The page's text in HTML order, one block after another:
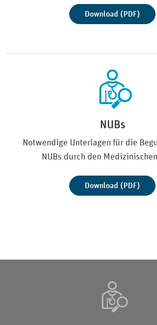
Download (PDF)
NUBs
Notwendige Unterlagen für die
NUBs durch den
Download (PDF)